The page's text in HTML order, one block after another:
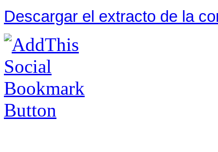
Descargar el extracto de la